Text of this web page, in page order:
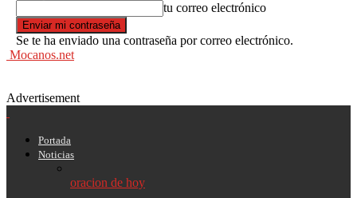
tu correo electrónico
Se te ha enviado una contraseña por correo electrónico.
Mocanos.net
Advertisement
Portada
Noticias
oracion de hoy